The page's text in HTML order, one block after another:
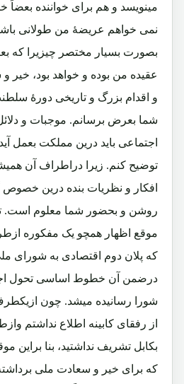
مینویسد و هم برای خواننده بعضاً
نمی خواهم عریضۀ من طولانی
بصورت بسیار مختصر چیزیرا که
عقیده من بوده و خواهد بود، خیر
و اقدام بزرگ و تاریخی دورۀ
شما بعرض برسانم. موجبات و
اجتماعی باید درین مملکت بعمل
توضیح کنم. زیرا دراطراف آن
افکار و نظریات بنده درین
روشن و بحضور شما معلوم است.
موقع اظهار همچو یک مفکوره
که پلان دوم اقتصادی به شورای
درضمن آن خطوط اساسی تحول
شورا رسانیده میشد. چون
از رفقای کابینه اطلاع نداشتم
بکابل تشریف نداشتید، بنا براین
که برای خیر و سعادت ملی